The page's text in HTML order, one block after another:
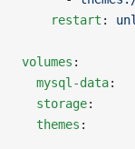
    restart
:
volumes :
  mysql-data
:
  storage
:
  themes
: